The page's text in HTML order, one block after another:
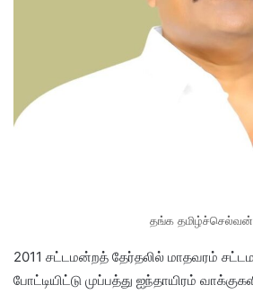
தங்க தமிழ்ச்செல்வன்
2011 சட்டமன்றத் தேர்தலில் மாதவரம்
போட்டியிட்டு முப்பத்து ஐந்தாயிரம்